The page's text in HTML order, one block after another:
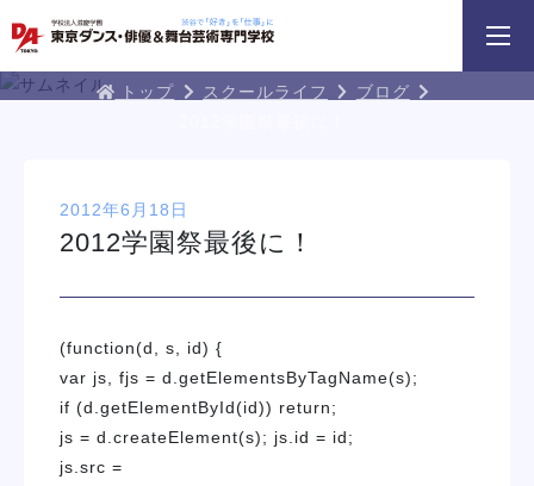
学科・専攻 資料請求 オープンキャンパス
DA TOKYOブログ
トップ スクールライフ
ブログ
2012年6月18日
2012学園祭最後に！
(function(d, s, id) {
var js, fjs = d.getElementsByTagName(s);
if (d.getElementById(id)) return;
js = d.createElement(s); js.id = id;
js.src =
イベント一覧を見る